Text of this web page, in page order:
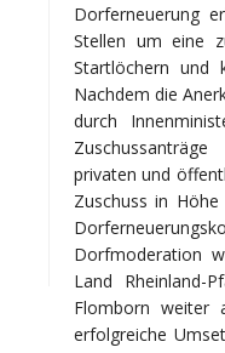
Dorferneuerung
Stellen um eine
Startlöchern und
Nachdem die
durch
privaten und
Zuschuss in
Dorfmoderation
Land Rheinland-
Flomborn weiter
erfolgreiche